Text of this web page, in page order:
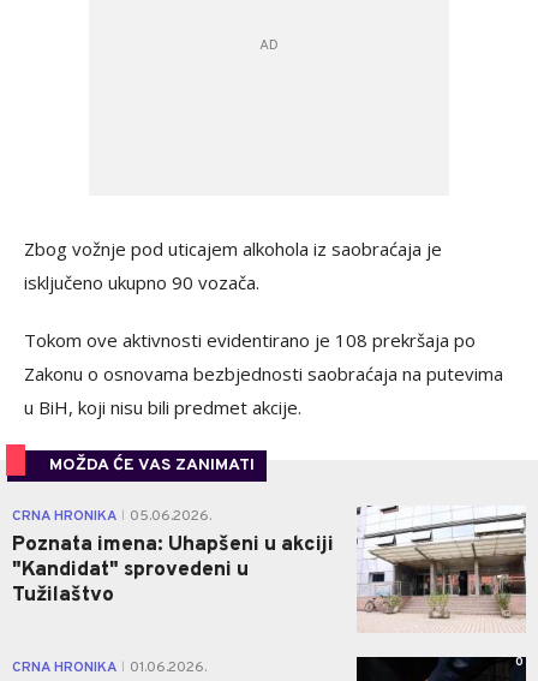
Zbog vožnje pod uticajem alkohola iz saobraćaja je
isključeno ukupno 90 vozača.
Tokom ove aktivnosti evidentirano je 108 prekršaja po
Zakonu o osnovama bezbjednosti saobraćaja na putevima
u BiH, koji nisu bili predmet akcije.
MOŽDA ĆE VAS ZANIMATI
CRNA HRONIKA 05.06.2026.
Poznata imena: Uhapšeni u akciji
"Kandidat" sprovedeni u
Tužilaštvo
0
CRNA HRONIKA 01.06.2026. 0